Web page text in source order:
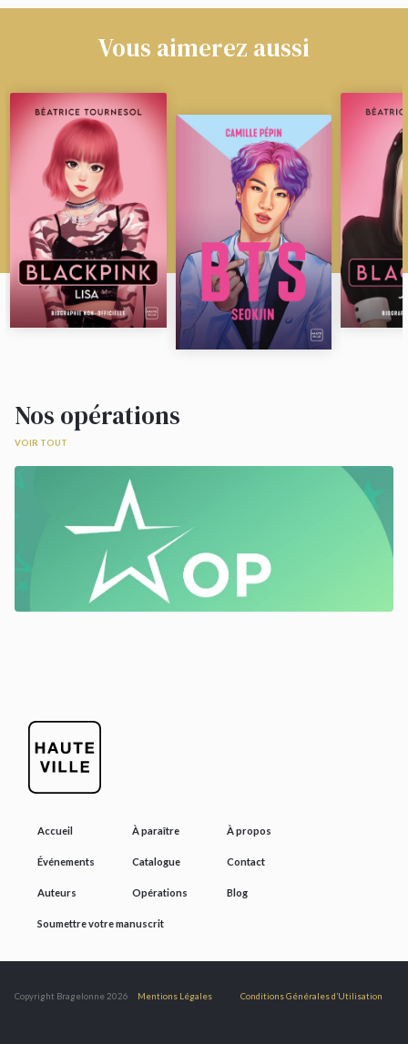
Vous aimerez aussi
Nos opérations
VOIR TOUT
Accueil À paraître À propos
Événements Catalogue Contact
Auteurs Opérations Blog
Soumettre votre manuscrit
Copyright Bragelonne 2026 Mentions Légales Conditions Générales d’Utilisation